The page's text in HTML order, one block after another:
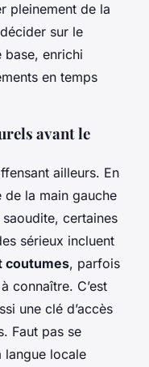
pleinement de la
sur le
base, enrichi
en temps
avant le
ailleurs. En
de la main gauche
certaines
sérieux incluent
coutumes, parfois
connaître. C’est
une clé d’accès
Faut pas se
langue locale